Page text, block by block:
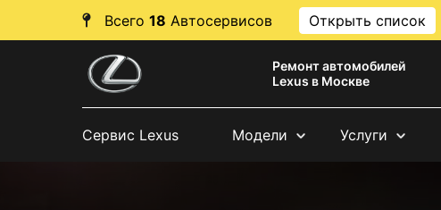
Всего 18 Автосервисов Открыть список
Ремонт автомобилей
Lexus в Москве
Сервис Lexus Модели Услуги